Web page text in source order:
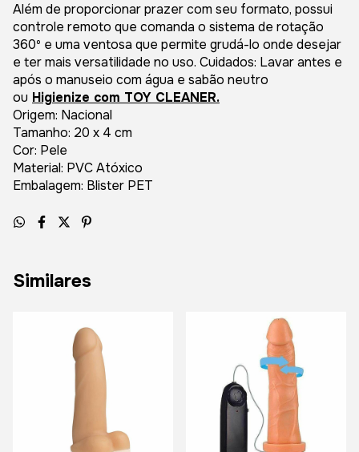
Além de proporcionar prazer com seu formato, possui
controle remoto que comanda o sistema de rotação
360º e uma ventosa que permite grudá-lo onde desejar
e ter mais versatilidade no uso. Cuidados: Lavar antes e
após o manuseio com água e sabão neutro
ou Higienize com TOY CLEANER.
Origem: Nacional
Tamanho: 20 x 4 cm
Cor: Pele
Material: PVC Atóxico
Embalagem: Blister PET
Similares